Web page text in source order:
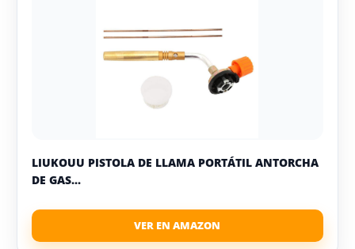
LIUKOUU PISTOLA DE LLAMA PORTÁTIL ANTORCHA
DE GAS...